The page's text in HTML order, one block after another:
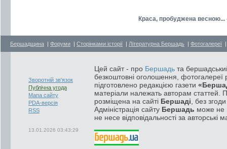
Краса, пробуджена
Бершадщина | Форуми | Сторінками історії | Літературна Бершадь | Фотогалереї
Зворотній зв'язок
Публічна угода
Мапа сайту
PDA-версія
RSS
13.01.2026 03:43:29
Цей сайт - про Бершадь та
безкоштовні оголошення, фотогалереї
підготовлено редакцією газети
матеріали належать авторам статтей.
розміщена на сайті Бершаді , без
Адміністрація сайту Бершадь може не
не несе відповідальності за авторські